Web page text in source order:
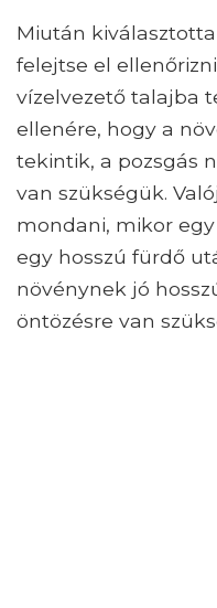
Miután
felejtse el
vízelvezető talajba
ellenére, hogy a
tekintik, a pozsgás
van szükségük.
mondani, mikor
egy hosszú fürdő
növénynek jó
öntözésre van